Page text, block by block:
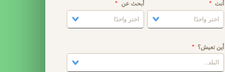
أنت
اختر واحدًا
أبحث عن
اختر واحدًا
أين تعيش؟
البلد...